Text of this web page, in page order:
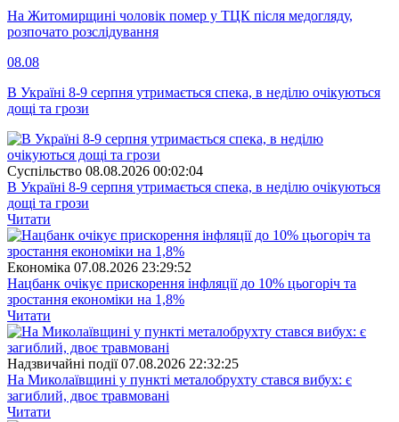
На Житомирщині чоловік помер у ТЦК після медогляду,
розпочато розслідування
08.08
В Україні 8-9 серпня утримається спека, в неділю очікуються
дощі та грози
Суспiльство 08.08.2026 00:02:04
В Україні 8-9 серпня утримається спека, в неділю очікуються
дощі та грози
Читати
Економіка 07.08.2026 23:29:52
Нацбанк очікує прискорення інфляції до 10% цьогоріч та
зростання економіки на 1,8%
Читати
Надзвичайні події 07.08.2026 22:32:25
На Миколаївщині у пункті металобрухту стався вибух: є
загиблий, двоє травмовані
Читати